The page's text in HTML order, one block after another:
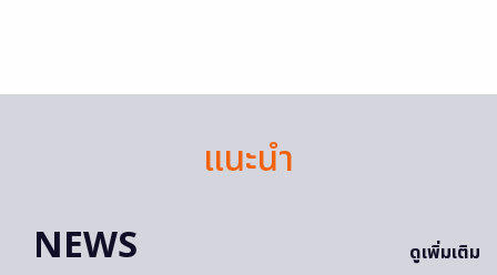
แนะนำ
NEWS
ดูเพิ่มเติม